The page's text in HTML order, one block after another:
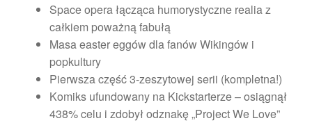
Space opera łącząca humorystyczne realia z
całkiem poważną fabułą
Masa easter eggów dla fanów Wikingów i
popkultury
Pierwsza część 3-zeszytowej serii (kompletna!)
Komiks ufundowany na Kickstarterze – osiągnął
438% celu i zdobył odznakę „Project We Love”